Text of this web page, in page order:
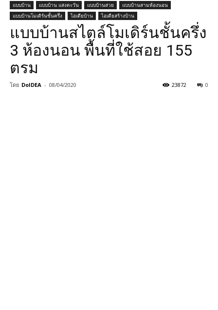
แบบบ้าน
แบบบ้าน แสงตะวัน แบบบ้านสวย
แบบบ้านสามห้องนอน
แบบบ้านโมเดิร์นชั้นครึ่ง
ไอเดียบ้าน ไอเดียสร้างบ้าน
แบบบ้านสไตล์โมเดิร์นชั้นครึ่ง
3 ห้องนอน พื้นที่ใช้สอย 155
ตรม
โดย DoIDEA - 08/04/2020 0
23872